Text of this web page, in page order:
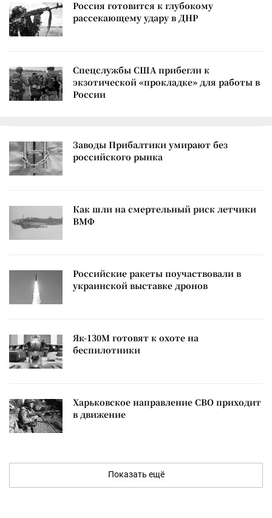
Россия готовится к глубокому
рассекающему удару в ДНР
Спецслужбы США прибегли к
экзотической «прокладке» для работы в
России
Заводы Прибалтики умирают без
российского рынка
Как шли на смертельный риск летчики
ВМФ
Российские ракеты поучаствовали в
украинской выставке дронов
Як-130М готовят к охоте на
беспилотники
Харьковское направление СВО приходит
в движение
Показать ещё